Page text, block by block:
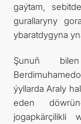
gaýtam,
gurallaryny
ybaratdygyna
Şunuň
ýyllarda Araly
eden
jogapkärçilikli